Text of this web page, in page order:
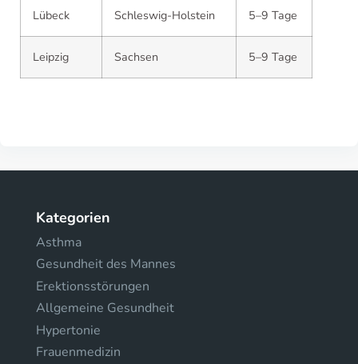
Lübeck Schleswig-Holstein 5–9 Tage
Leipzig Sachsen 5–9 Tage
Kategorien
Asthma
Gesundheit des Mannes
Erektionsstörungen
Allgemeine Gesundheit
Hypertonie
Frauenmedizin